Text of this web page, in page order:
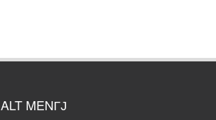
ALT MENГЈ